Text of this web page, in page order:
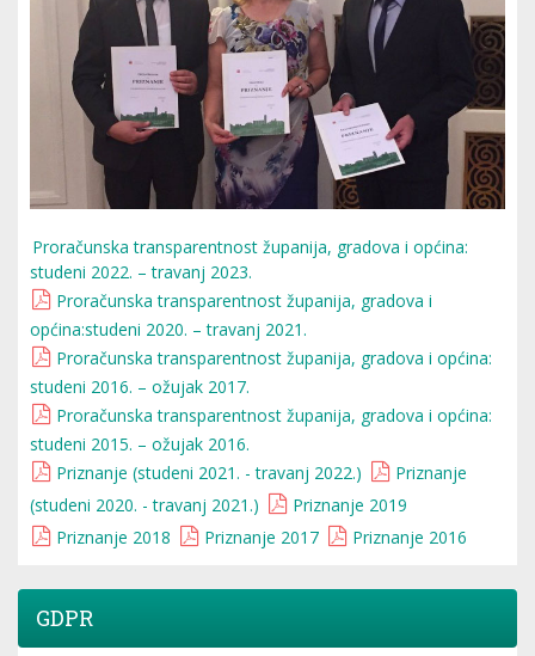
Proračunska transparentnost županija, gradova i općina:
studeni 2022. – travanj 2023.
Proračunska transparentnost županija, gradova i
općina:studeni 2020. – travanj 2021.
Proračunska transparentnost županija, gradova i općina:
studeni 2016. – ožujak 2017.
Proračunska transparentnost županija, gradova i općina:
studeni 2015. – ožujak 2016.
Priznanje (studeni 2021. - travanj 2022.)
Priznanje
(studeni 2020. - travanj 2021.)
Priznanje 2019
Priznanje 2018
Priznanje 2017 Priznanje 2016
GDPR